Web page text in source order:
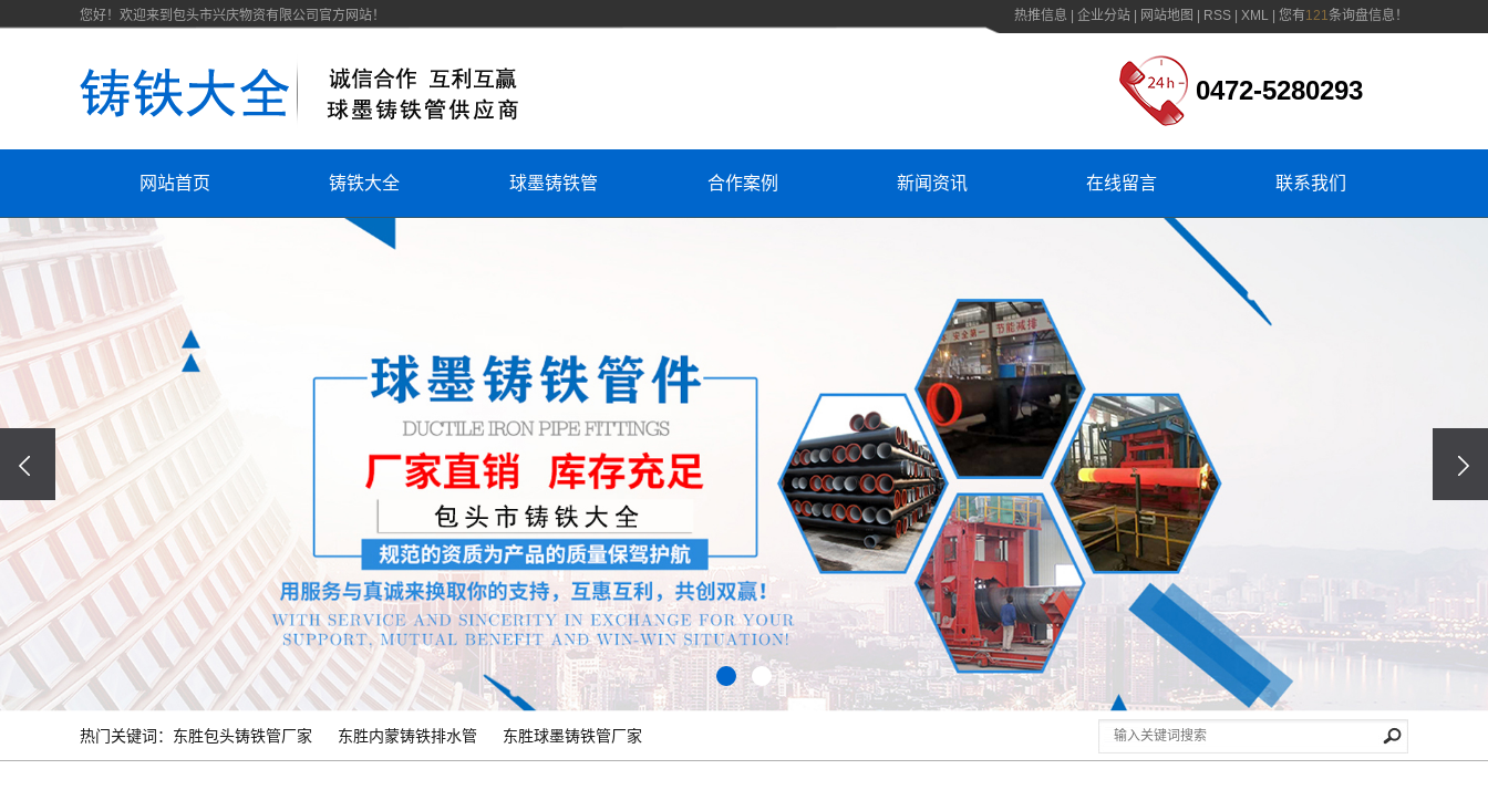
您好！欢迎来到包头市兴庆物资有限公司官方网站！ 热推信息 企业分站 网站地图 RSS XML 您有121条询盘信息！
0472-5280293
网站首页 铸铁大全
走进铸铁大全
球墨铸铁管
东胜铸铁管件
东胜井盖井篦
东胜定制异型铸件
合作案例 新闻资讯
常见问题
在线留言 联系我们
热门关键词： 东胜包头铸铁管厂家 东胜内蒙铸铁排水管 东胜球墨铸铁管厂家